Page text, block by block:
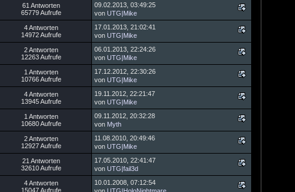
61 Antworten
65779 Aufrufe
09.02.2013, 03:49:25
vonUTG|Mike
4 Antworten
14972 Aufrufe
17.01.2013, 21:02:41
vonUTG|Mike
2 Antworten
12263 Aufrufe
06.01.2013, 22:24:26
vonUTG|Mike
1 Antworten
10766 Aufrufe
17.12.2012, 22:30:26
vonUTG|Mike
4 Antworten
13945 Aufrufe
19.11.2012, 22:21:47
vonUTG|Mike
1 Antworten
10680 Aufrufe
09.11.2012, 20:32:28
von Myth
2 Antworten
12927 Aufrufe
11.08.2010, 20:49:46
vonUTG|Mike
21 Antworten
32610 Aufrufe
17.05.2010, 22:41:47
vonUTG|fail3d
4 Antworten
15047 Aufrufe
10.01.2008, 07:12:54